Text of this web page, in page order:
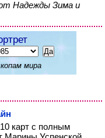
Надежды Зима и
мира
карт с полным